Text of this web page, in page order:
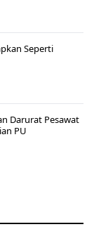
Seperti
Darurat Pesawat
PU